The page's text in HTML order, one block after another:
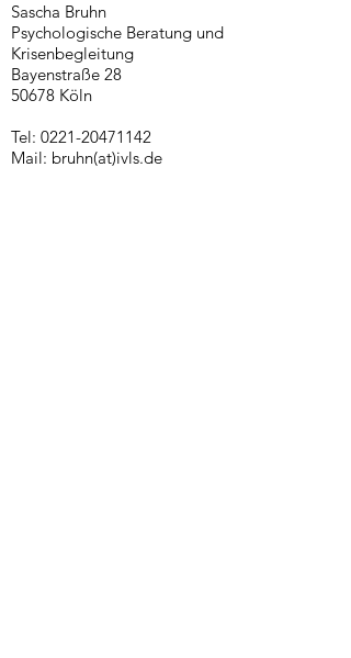
Sascha Bruhn
Psychologische Beratung und
Krisenbegleitung
Bayenstraße 28
50678 Köln
Tel: 0221-20471142
Mail: bruhn(at)ivls.de